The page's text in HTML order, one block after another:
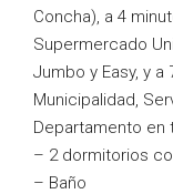
Concha), a 4
Supermercado
Jumbo y Easy, y a
Municipalidad,
Departamento en
– 2 dormitorios
– Baño